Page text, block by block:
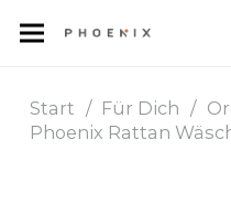
Start / Für Dich /
Phoenix Rattan